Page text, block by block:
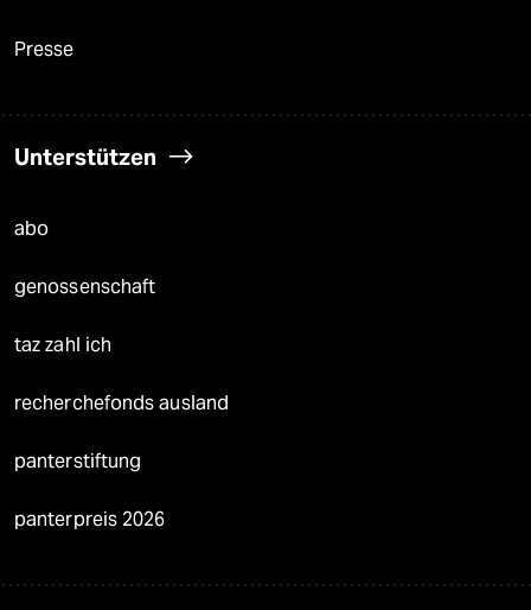
Presse
Unterstützen
abo
genossenschaft
taz zahl ich
recherchefonds ausland
panterstiftung
panterpreis 2026